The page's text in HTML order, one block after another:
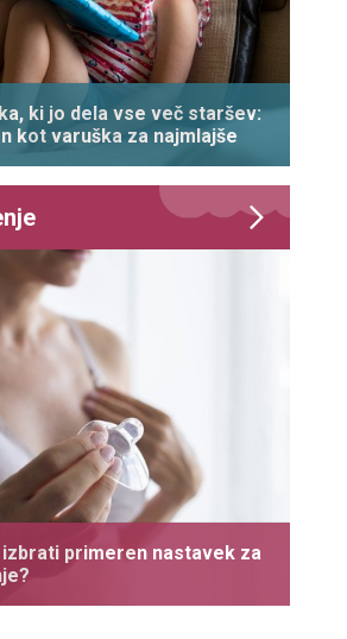
ki jo dela vse več staršev:
kot varuška za najmlajše
izbrati primeren nastavek za